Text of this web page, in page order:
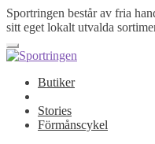
Sportringen består av fria
sitt eget lokalt utvalda
Butiker
Stories
Förmånscykel